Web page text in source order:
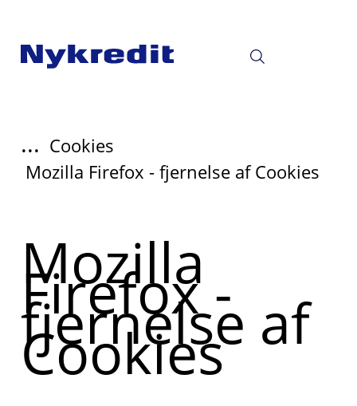
... Cookies
Mozilla Firefox - fjernelse af Cookies
Mozilla
Firefox -
fjernelse af
Cookies